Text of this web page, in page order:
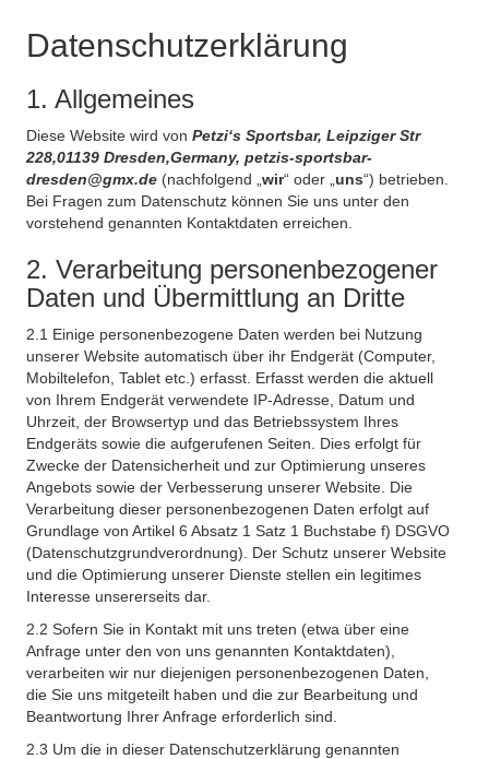
Datenschutzerklärung
1. Allgemeines
Diese Website wird von Petzi‘s Sportsbar, Leipziger Str
228,01139 Dresden,Germany, petzis-sportsbar-
dresden@gmx.de (nachfolgend „ wir“ oder „ uns“) betrieben.
Bei Fragen zum Datenschutz können Sie uns unter den
vorstehend genannten Kontaktdaten erreichen.
2. Verarbeitung personenbezogener
Daten und Übermittlung an Dritte
2.1 Einige personenbezogene Daten werden bei Nutzung
unserer Website automatisch über ihr Endgerät (Computer,
Mobiltelefon, Tablet etc.) erfasst. Erfasst werden die aktuell
von Ihrem Endgerät verwendete IP-Adresse, Datum und
Uhrzeit, der Browsertyp und das Betriebssystem Ihres
Endgeräts sowie die aufgerufenen Seiten. Dies erfolgt für
Zwecke der Datensicherheit und zur Optimierung unseres
Angebots sowie der Verbesserung unserer Website. Die
Verarbeitung dieser personenbezogenen Daten erfolgt auf
Grundlage von Artikel 6 Absatz 1 Satz 1 Buchstabe f) DSGVO
(Datenschutzgrundverordnung). Der Schutz unserer Website
und die Optimierung unserer Dienste stellen ein legitimes
Interesse unsererseits dar.
2.2 Sofern Sie in Kontakt mit uns treten (etwa über eine
Anfrage unter den von uns genannten Kontaktdaten),
verarbeiten wir nur diejenigen personenbezogenen Daten,
die Sie uns mitgeteilt haben und die zur Bearbeitung und
Beantwortung Ihrer Anfrage erforderlich sind.
2.3 Um die in dieser Datenschutzerklärung genannten